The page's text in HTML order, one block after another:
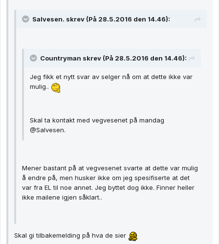
Salvesen. skrev (På 28.5.2016 den 14.46):
Countryman skrev (På 28.5.2016 den 14.46):
Jeg fikk et nytt svar av selger nå om at dette ikke var
mulig..
Skal ta kontakt med vegvesenet på mandag
@Salvesen.
Mener bastant på at vegvesenet svarte at dette var mulig
å endre på, men husker ikke om jeg spesifiserte at det
var fra EL til noe annet. Jeg byttet dog ikke. Finner heller
ikke mailene igjen såklart..
Skal gi tilbakemelding på hva de sier